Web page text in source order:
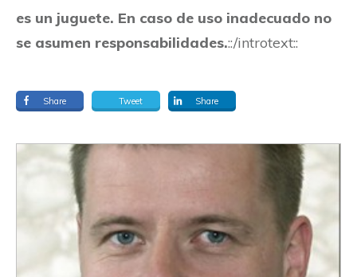
es un juguete. En caso de uso inadecuado no
se asumen responsabilidades.::/introtext::
Share Tweet Share